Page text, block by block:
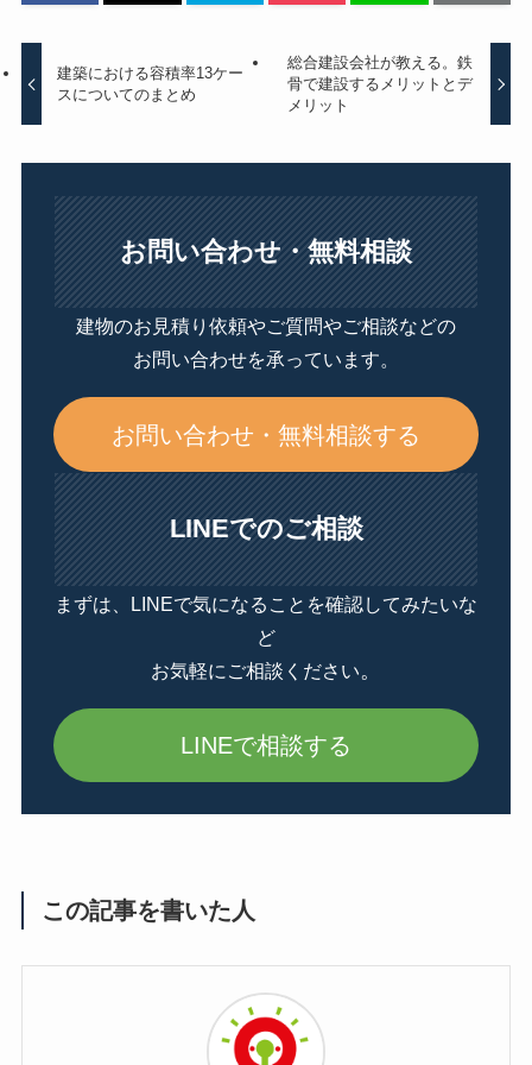
建築における容積率13ケー
スについてのまとめ
総合建設会社が教える。鉄
骨で建設するメリットとデ
メリット
お問い合わせ・無料相談
建物のお見積り依頼やご質問やご相談などの
お問い合わせを承っています。
お問い合わせ・無料相談する
LINEでのご相談
まずは、LINEで気になることを確認してみたいな
ど
お気軽にご相談ください。
LINEで相談する
この記事を書いた人